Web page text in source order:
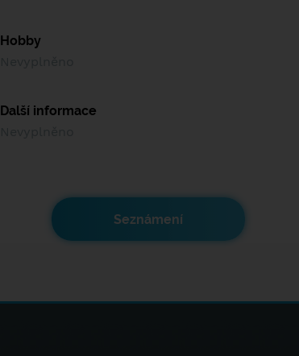
Hobby
Další informace
Seznámení